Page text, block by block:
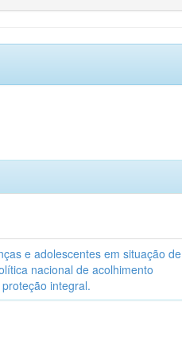
e adolescentes em situação de
nacional de acolhimento
integral.